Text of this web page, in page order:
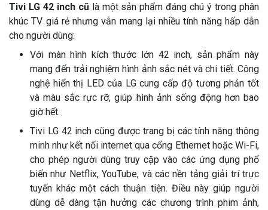
Tivi LG 42 inch cũlà một sản phẩm đáng chú ý trong phân
khúc TV giá rẻ nhưng vẫn mang lại nhiều tính năng hấp dẫn
cho người dùng:
Với màn hình kích thước lớn 42 inch, sản phẩm này
mang đến trải nghiệm hình ảnh sắc nét và chi tiết. Công
nghệ hiển thị LED của LG cung cấp độ tương phản tốt
và màu sắc rực rỡ, giúp hình ảnh sống động hơn bao
giờ hết.
Tivi LG 42 inch cũng được trang bị các tính năng thông
minh như kết nối internet qua cổng Ethernet hoặc Wi-Fi,
cho phép người dùng truy cập vào các ứng dụng phổ
biến như Netflix, YouTube, và các nền tảng giải trí trực
tuyến khác một cách thuận tiện. Điều này giúp người
dùng dễ dàng tận hưởng các chương trình phim ảnh,